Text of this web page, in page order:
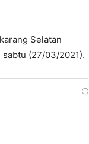
Selatan
(27/03/2021).
ⓘ